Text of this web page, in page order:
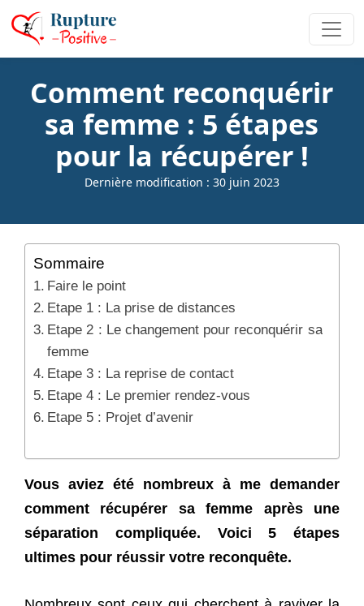
Comment reconquérir
sa femme : 5 étapes
pour la récupérer !
Dernière modification : 30 juin 2023
Sommaire
Faire le point
Etape 1 : La prise de distances
Etape 2 : Le changement pour reconquérir sa
femme
Etape 3 : La reprise de contact
Etape 4 : Le premier rendez-vous
Etape 5 : Projet d’avenir
Vous aviez été nombreux à me demander
comment récupérer sa femme après une
séparation compliquée. Voici 5 étapes
ultimes pour réussir votre reconquête.